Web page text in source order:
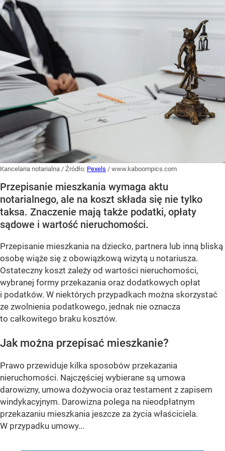
Kancelaria notarialna / Źródło: Pexels / www.kaboompics.com
Przepisanie mieszkania wymaga aktu
notarialnego, ale na koszt składa się nie tylko
taksa. Znaczenie mają także podatki, opłaty
sądowe i wartość nieruchomości.
Przepisanie mieszkania na dziecko, partnera lub inną bliską
osobę wiąże się z obowiązkową wizytą u notariusza.
Ostateczny koszt zależy od wartości nieruchomości,
wybranej formy przekazania oraz dodatkowych opłat
i podatków. W niektórych przypadkach można skorzystać
ze zwolnienia podatkowego, jednak nie oznacza
to całkowitego braku kosztów.
Jak można przepisać mieszkanie?
Prawo przewiduje kilka sposobów przekazania
nieruchomości. Najczęściej wybierane są umowa
darowizny, umowa dożywocia oraz testament z zapisem
windykacyjnym. Darowizna polega na nieodpłatnym
przekazaniu mieszkania jeszcze za życia właściciela.
W przypadku umowy...